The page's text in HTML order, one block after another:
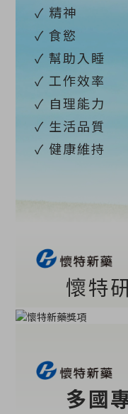
✓ 精神
✓ 食慾
✓ 幫助入睡
✓ 工作效率
✓ 自理能力
✓ 生活品質
✓ 健康維持
懷特
多國